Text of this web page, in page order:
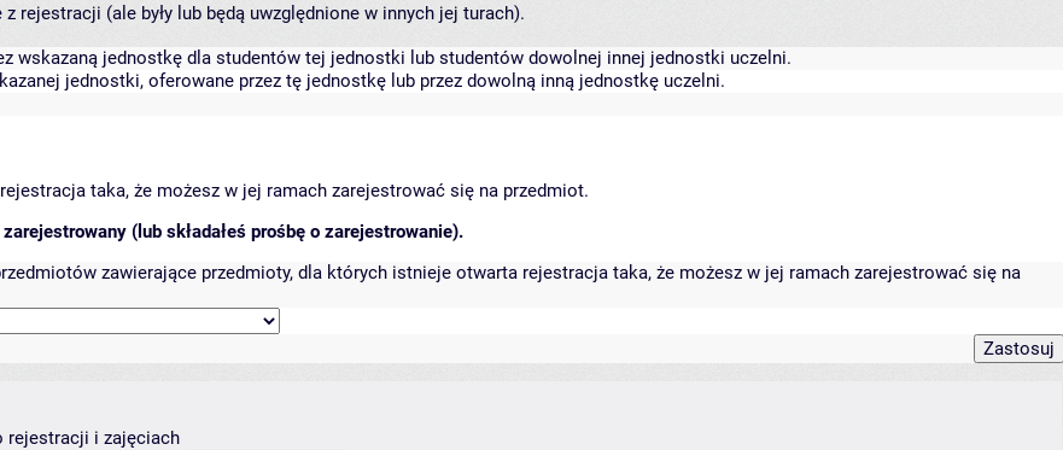
rejestracji (ale były lub będą uwzględnione w innych jej turach).
wskazaną jednostkę dla studentów tej jednostki lub studentów dowolnej innej jednostki uczelni.
jednostki, oferowane przez tę jednostkę lub przez dowolną inną jednostkę uczelni.
taka, że możesz w jej ramach zarejestrować się na przedmiot.
(lub składałeś prośbę o zarejestrowanie).
zawierające przedmioty, dla których istnieje otwarta rejestracja taka, że możesz w jej ramach zarejestrować się na
rejestracji i zajęciach